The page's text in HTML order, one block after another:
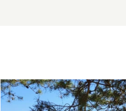
Bildergalerie